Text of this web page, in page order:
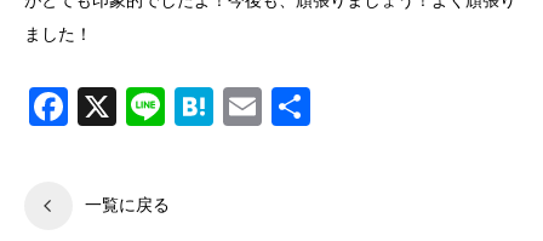
ました！
Facebook
X LineHatena
Email
一覧に戻る